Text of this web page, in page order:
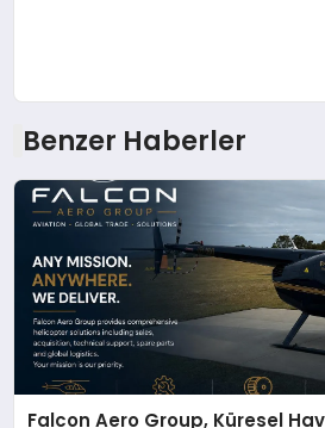
Benzer Haberler
Falcon Aero Group, Küresel